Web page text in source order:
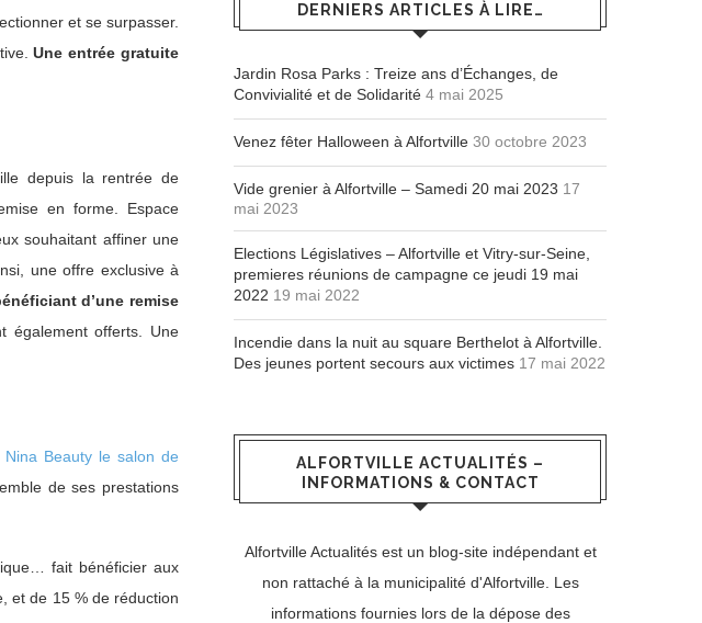
et se surpasser.
Une entrée gratuite
depuis la rentrée de
en forme. Espace
souhaitant affiner une
une offre exclusive à
d’une remise
également offerts. Une
Nina Beauty le salon de
de ses prestations
fait bénéficier aux
et de 15 % de réduction
DERNIERS ARTICLES À LIRE…
Jardin Rosa Parks : Treize ans d’Échanges, de
Convivialité et de Solidarité 4 mai 2025
Venez fêter Halloween à Alfortville 30 octobre 2023
Vide grenier à Alfortville – Samedi 20 mai 2023 17
mai 2023
Elections Législatives – Alfortville et Vitry-sur-Seine,
premieres réunions de campagne ce jeudi 19 mai
2022 19 mai 2022
Incendie dans la nuit au square Berthelot à Alfortville.
Des jeunes portent secours aux victimes 17 mai 2022
ALFORTVILLE ACTUALITÉS –
INFORMATIONS & CONTACT
Alfortville Actualités est un blog-site indépendant et
non rattaché à la municipalité d'Alfortville. Les
informations fournies lors de la dépose des